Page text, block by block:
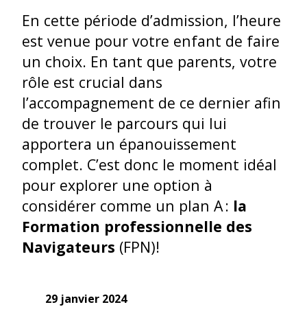
En cette période d’admission, l’heure
est venue pour votre enfant de faire
un choix. En tant que parents, votre
rôle est crucial dans
l’accompagnement de ce dernier afin
de trouver le parcours qui lui
apportera un épanouissement
complet. C’est donc le moment idéal
pour explorer une option à
considérer comme un plan A : la
Formation professionnelle des
Navigateurs (FPN)!
29 janvier 2024